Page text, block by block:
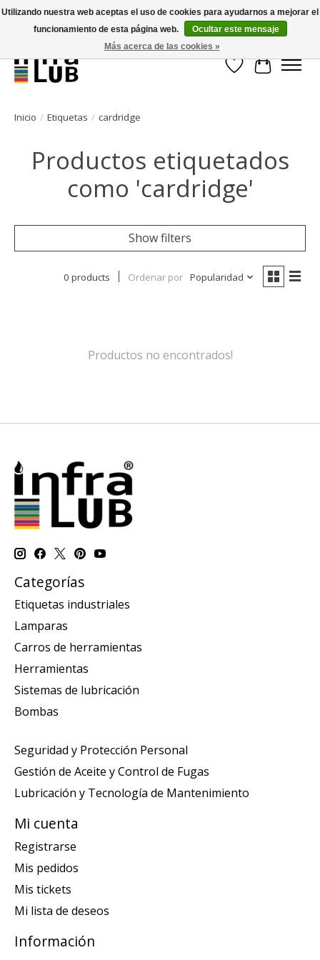
Minder stilstand, meer rendement!
Lista de deseos
Cesta
Inicio / Etiquetas / cardridge
Productos etiquetados
como 'cardridge'
Show filters
0 products Ordenar por Popularidad
Productos no encontrados!
Categorías
Etiquetas industriales
Lamparas
Carros de herramientas
Herramientas
Sistemas de lubricación
Bombas
Seguridad y Protección Personal
Gestión de Aceite y Control de Fugas
Lubricación y Tecnología de Mantenimiento
Mi cuenta
Registrarse
Mis pedidos
Mis tickets
Mi lista de deseos
Información
Utilizando nuestra web aceptas el uso de cookies para ayudarnos a mejorar el
funcionamiento de esta página web.
Ocultar este mensaje
Más acerca de las cookies »